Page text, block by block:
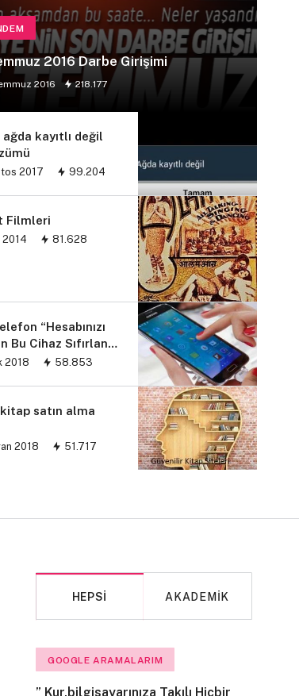
2016 Darbe Girişimi
2016 218.177
kayıtlı değil
2017 99.204
Filmleri
2014 81.628
“Hesabınızı
Bu Cihaz Sıfırlandı
2018 58.853
satın alma
2018 51.717
HEPSI AKADEMIK
MAKALE
GOOGLE ARAMALARIM
” Kur,bilgisayarınıza Takılı Hiçbir